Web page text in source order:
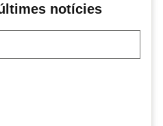
notícies